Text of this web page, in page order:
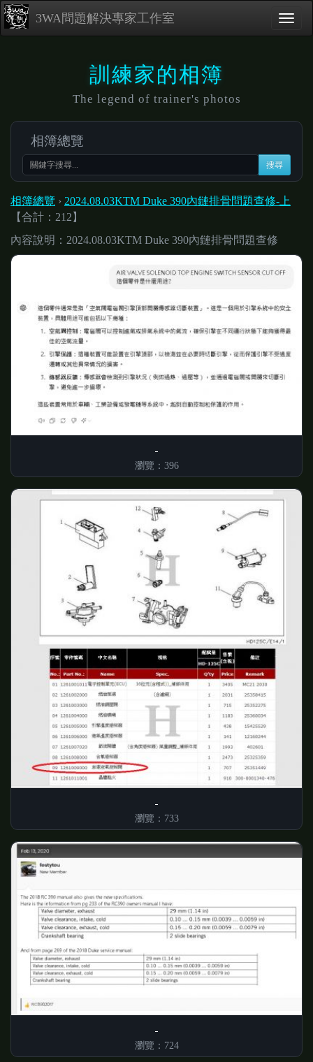
3WA問題解決專家工作室
訓練家的相簿
The legend of trainer's photos
相簿總覽
搜尋
相簿總覽 › 2024.08.03KTM Duke 390內鏈排骨問題查修-上
【合計：212】
內容說明：2024.08.03KTM Duke 390內鏈排骨問題查修
瀏覽：396
瀏覽：733
瀏覽：724